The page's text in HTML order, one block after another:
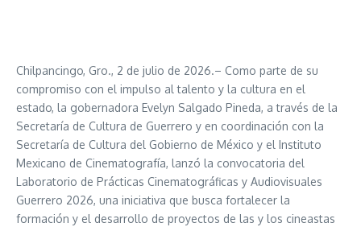
Chilpancingo, Gro., 2 de julio de 2026.– Como parte de su
compromiso con el impulso al talento y la cultura en el
estado, la gobernadora Evelyn Salgado Pineda, a través de la
Secretaría de Cultura de Guerrero y en coordinación con la
Secretaría de Cultura del Gobierno de México y el Instituto
Mexicano de Cinematografía, lanzó la convocatoria del
Laboratorio de Prácticas Cinematográficas y Audiovisuales
Guerrero 2026, una iniciativa que busca fortalecer la
formación y el desarrollo de proyectos de las y los cineastas